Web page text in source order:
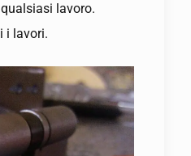
lavoro.
i lavori.